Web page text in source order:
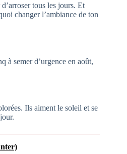
tous les jours. Et
changer l’ambiance de ton
à semer d’urgence en août,
Ils aiment le soleil et se